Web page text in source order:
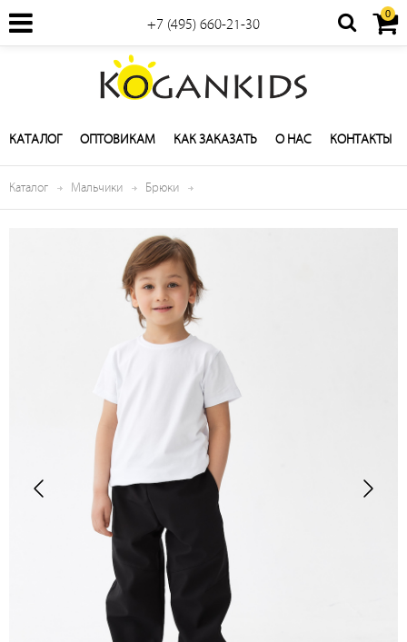
+7 (495) 660-21-30
0
КАТАЛОГ ОПТОВИКАМ КАК ЗАКАЗАТЬ О НАС КОНТАКТЫ
Каталог Мальчики Брюки